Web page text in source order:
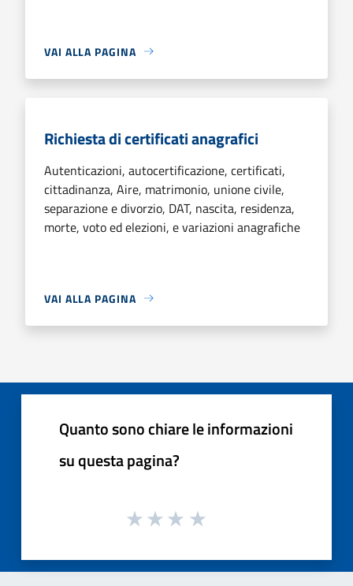
VAI ALLA PAGINA
Richiesta di certificati anagrafici
Autenticazioni, autocertificazione, certificati,
cittadinanza, Aire, matrimonio, unione civile,
separazione e divorzio, DAT, nascita, residenza,
morte, voto ed elezioni, e variazioni anagrafiche
VAI ALLA PAGINA
Quanto sono chiare le informazioni
su questa pagina?